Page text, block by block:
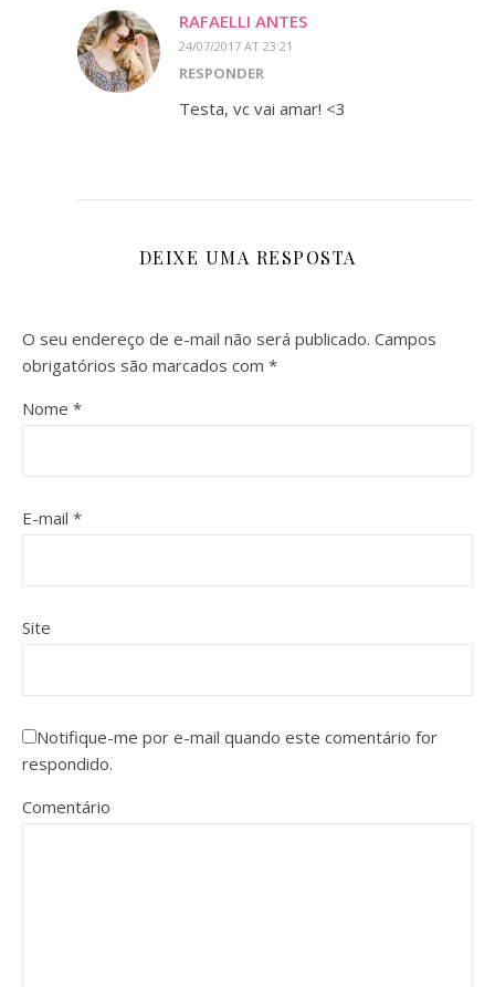
RAFAELLI ANTES
24/07/2017 AT 23:21
RESPONDER
Testa, vc vai amar! <3
DEIXE UMA RESPOSTA
O seu endereço de e-mail não será publicado. Campos
obrigatórios são marcados com *
Nome *
E-mail *
Site
Notifique-me por e-mail quando este comentário for
respondido.
Comentário